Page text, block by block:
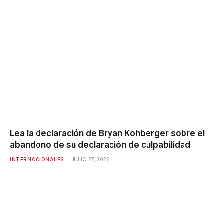
Lea la declaración de Bryan Kohberger sobre el
abandono de su declaración de culpabilidad
INTERNACIONALES JULIO 27, 2026